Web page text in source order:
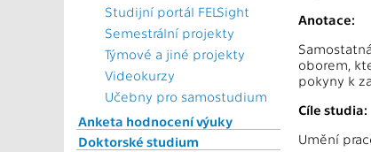
Studijní portál FELSight
Semestrální projekty
Týmové a jiné projekty
Videokurzy
Učebny pro samostudium
Anketa hodnocení výuky
Doktorské studium
Anotace:
oborem,
pokyny k
Cíle studia:
Umění